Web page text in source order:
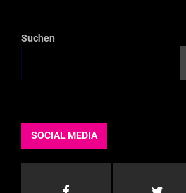
Suchen
SOCIAL MEDIA